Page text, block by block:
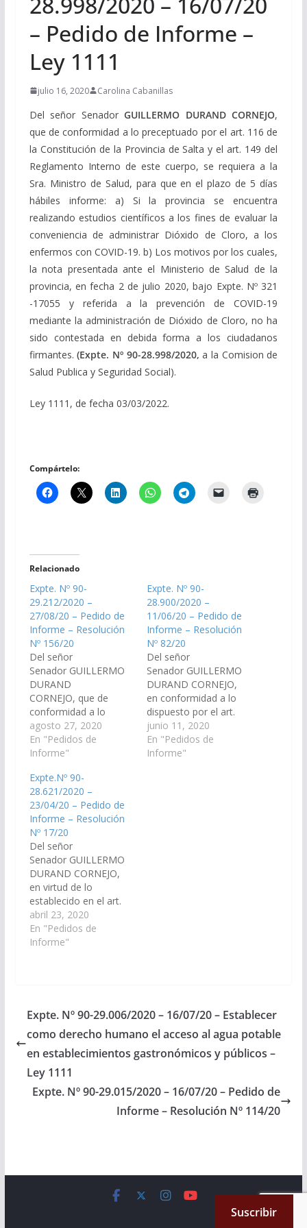
– Pedido de Informe –
Ley 1111
julio 16, 2020 Carolina Cabanillas
Del señor SenadorGUILLERMO DURAND CORNEJO,
que de conformidad a lo preceptuado por el art. 116 de
la Constitución de la Provincia de Salta y el art. 149 del
Reglamento Interno de este cuerpo, se requiera a la
Sra. Ministro de Salud, para que en el plazo de 5 días
hábiles informe: a) Si la provincia se encuentra
realizando estudios científicos a los fines de evaluar la
conveniencia de administrar Dióxido de Cloro, a los
enfermos con COVID-19. b) Los motivos por los cuales,
la nota presentada ante el Ministerio de Salud de la
provincia, en fecha 2 de julio 2020, bajo Expte. Nº 321
-17055 y referida a la prevención de COVID-19
mediante la administración de Dióxido de Cloro, no ha
sido contestada en debida forma a los ciudadanos
firmantes.(Expte. Nº 90-28.998/2020,a la Comision de
Salud Publica y Seguridad Social).
Ley 1111, de fecha 03/03/2022.
Compártelo:
Relacionado
Expte. Nº 90-
29.212/2020 –
27/08/20 – Pedido de
Informe – Resolución
Nº 156/20
Del señor
Senador GUILLERMO
DURAND
CORNEJO, que de
conformidad a lo
preceptuado por el art.
116 de la Constitución
de la Provincia de Salta
Reglamento Interno de
este Cuerpo, se
requiera a la Sra.
Ministra de Salud de la
Provincia, para que en
un plazo de (5)…
agosto 27, 2020
En "Pedidos de
Informe"
Expte. Nº 90-
28.900/2020 –
11/06/20 – Pedido de
Informe – Resolución
Nº 82/20
Del señor
Senador GUILLERMO
DURAND CORNEJO,
en conformidad a lo
dispuesto por el art.
116 de la Constitución
Provincial y el art. 149
del Reglamento de
junio 11, 2020
En "Pedidos de
Informe"
Expte.Nº 90-
28.621/2020 –
23/04/20 – Pedido de
Informe – Resolución
Nº 17/20
Del señor
Senador GUILLERMO
DURAND CORNEJO,
en virtud de lo
establecido en el art.
116 de la Constitución
Provincial y 149 del
Reglamento de este
informe: 1) Cantidad
de kits de testeos y…
abril 23, 2020
En "Pedidos de
Informe"
Expte. Nº 90-29.006/2020 – 16/07/20 – Establecer
como derecho humano el acceso al agua potable
en establecimientos gastronómicos y públicos –
Ley 1111
Expte. Nº 90-29.015/2020 – 16/07/20 – Pedido de
Informe – Resolución Nº 114/20
. All rights reserved.
Suscribir